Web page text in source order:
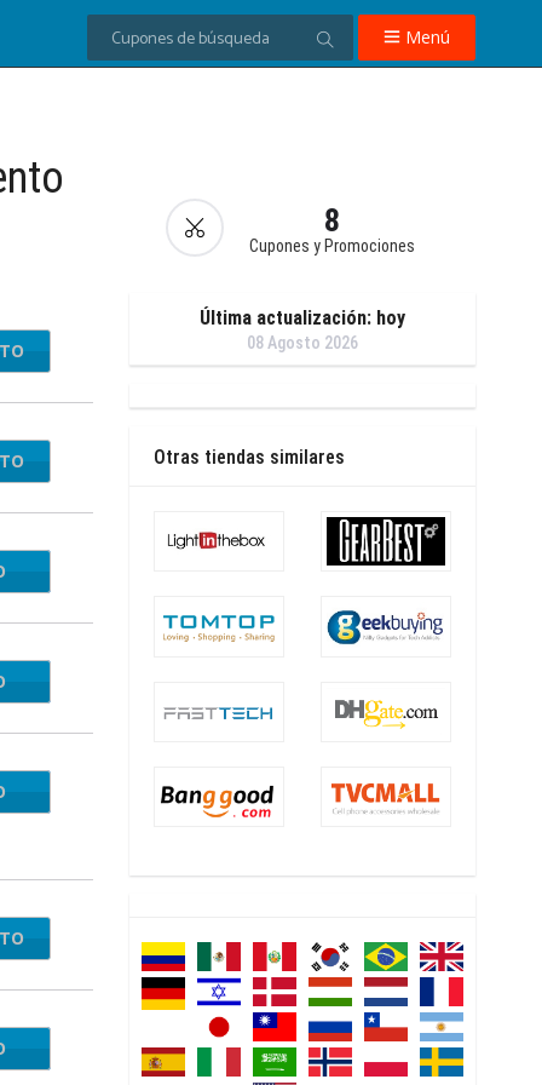
Menú
8
Cupones y Promociones
Última actualización: hoy
08 Agosto 2026
Otras tiendas similares